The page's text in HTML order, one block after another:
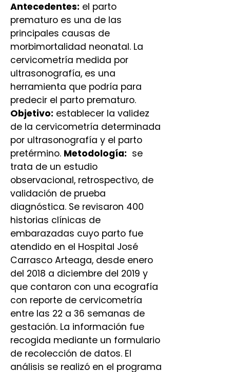
Antecedentes: el parto
prematuro es una de las
principales causas de
morbimortalidad neonatal. La
cervicometría medida por
ultrasonografía, es una
herramienta que podría para
predecir el parto prematuro.
Objetivo: establecer la validez
de la cervicometría determinada
por ultrasonografía y el parto
pretérmino. Metodología: se
trata de un estudio
observacional, retrospectivo, de
validación de prueba
diagnóstica. Se revisaron 400
historias clínicas de
embarazadas cuyo parto fue
atendido en el Hospital José
Carrasco Arteaga, desde enero
del 2018 a diciembre del 2019 y
que contaron con una ecografía
con reporte de cervicometría
entre las 22 a 36 semanas de
gestación. La información fue
recogida mediante un formulario
de recolección de datos. El
análisis se realizó en el programa